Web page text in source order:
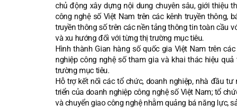
chủ động xây dựng nội dung chuyên sâu, giới thiệu
công nghệ số Việt Nam trên các kênh truyền thông,
truyền thông số trên các nền tảng thông tin toàn cầu
và xu hướng đối với từng thị trường mục tiêu.
Hình thành Gian hàng số quốc gia Việt Nam trên
nghiệp công nghệ số tham gia và khai thác hiệu
trường mục tiêu.
Hỗ trợ kết nối các tổ chức, doanh nghiệp, nhà đầu
triển của doanh nghiệp công nghệ số Việt Nam; tổ
và chuyển giao công nghệ nhằm quảng bá năng lực,